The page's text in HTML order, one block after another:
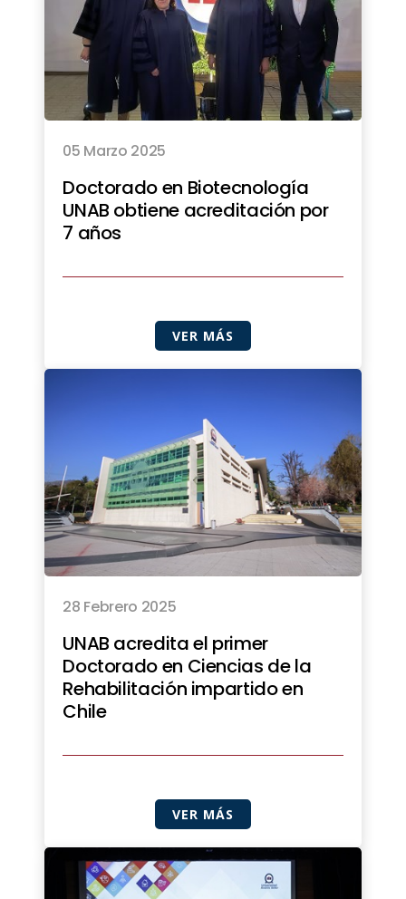
05 Marzo 2025
Doctorado en Biotecnología
UNAB obtiene acreditación por
7 años
VER MÁS
28 Febrero 2025
UNAB acredita el primer
Doctorado en Ciencias de la
Rehabilitación impartido en
Chile
VER MÁS